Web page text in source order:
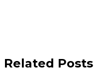
Related Posts